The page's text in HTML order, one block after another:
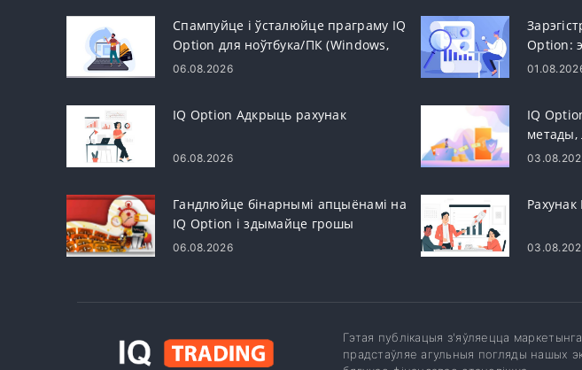
Спампуйце і ўсталюйце праграму IQ
Option для ноўтбука/ПК (Windows,
macOS)
06.08.2026
IQ Option Адкрыць рахунак
06.08.2026
Гандлюйце бінарнымі апцыёнамі на
IQ Option і здымайце грошы
06.08.2026
Option:
IQ
метады,
Гэтая публікацыя з'яўляецца
прадстаўляе агульныя погляды нашых